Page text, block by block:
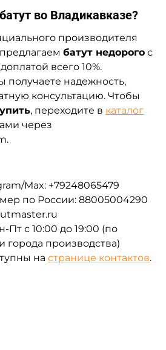
во Владикавказе?
производителя
батут недорого с
всего 10%.
получаете надежность,
консультацию. Чтобы
, переходите в каталог
через
Max: +79248065479
по России: 88005004290
Пт с 10:00 до 19:00 (по
производства)
на странице контактов.